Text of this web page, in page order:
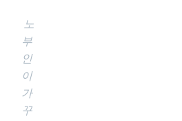
노
부
인
이
가
꾸